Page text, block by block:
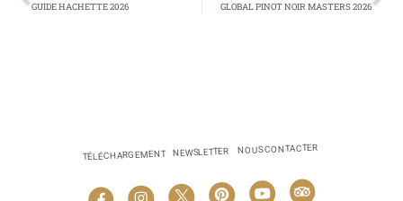
GUIDE HACHETTE 2026 GLOBAL PINOT NOIR MASTERS 2026
TÉLÉCHARGEMENT NEWSLETTER NOUS CONTACTER